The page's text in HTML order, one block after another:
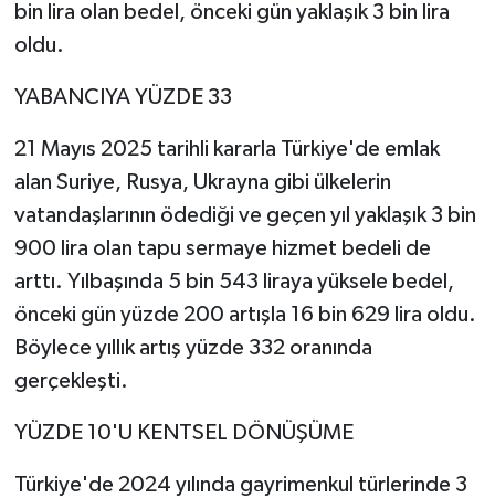
bin lira olan bedel, önceki gün yaklaşık 3 bin lira
oldu.
YABANCIYA YÜZDE 33
21 Mayıs 2025 tarihli kararla Türkiye'de emlak
alan Suriye, Rusya, Ukrayna gibi ülkelerin
vatandaşlarının ödediği ve geçen yıl yaklaşık 3 bin
900 lira olan tapu sermaye hizmet bedeli de
arttı. Yılbaşında 5 bin 543 liraya yüksele bedel,
önceki gün yüzde 200 artışla 16 bin 629 lira oldu.
Böylece yıllık artış yüzde 332 oranında
gerçekleşti.
YÜZDE 10'U KENTSEL DÖNÜŞÜME
Türkiye'de 2024 yılında gayrimenkul türlerinde 3